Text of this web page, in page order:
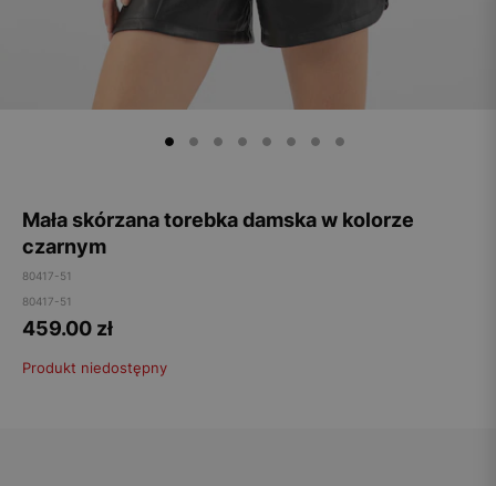
Mała skórzana torebka damska w kolorze
czarnym
80417-51
80417-51
459.00 zł
Produkt niedostępny